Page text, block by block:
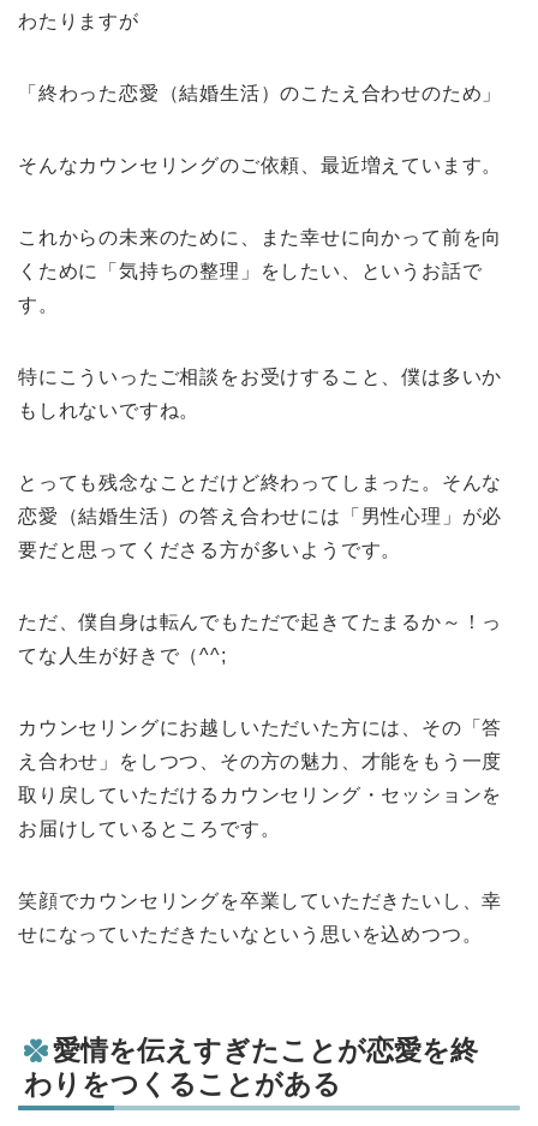
わたりますが
「終わった恋愛（結婚生活）のこたえ合わせのため」
そんなカウンセリングのご依頼、最近増えています。
これからの未来のために、また幸せに向かって前を向
くために「気持ちの整理」をしたい、というお話で
す。
特にこういったご相談をお受けすること、僕は多いか
もしれないですね。
とっても残念なことだけど終わってしまった。そんな
恋愛（結婚生活）の答え合わせには「男性心理」が必
要だと思ってくださる方が多いようです。
ただ、僕自身は転んでもただで起きてたまるか～！っ
てな人生が好きで（^^;
カウンセリングにお越しいただいた方には、その「答
え合わせ」をしつつ、その方の魅力、才能をもう一度
取り戻していただけるカウンセリング・セッションを
お届けしているところです。
笑顔でカウンセリングを卒業していただきたいし、幸
せになっていただきたいなという思いを込めつつ。
愛情を伝えすぎたことが恋愛を終
わりをつくることがある